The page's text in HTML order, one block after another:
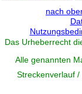
nach
Das Urheberrecht
Alle genannten
Streckenverlauf